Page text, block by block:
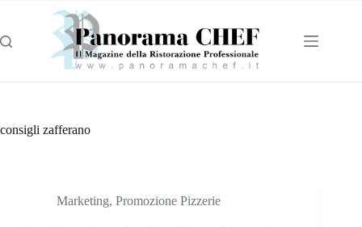
consigli zafferano
Marketing, Promozione Pizzerie